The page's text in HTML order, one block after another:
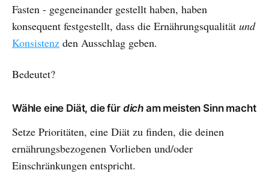
Fasten - gegeneinander gestellt haben, haben
konsequent festgestellt, dass die Ernährungsqualität und
Konsistenz den Ausschlag geben.
Bedeutet?
Wähle eine Diät, die für dich am meisten Sinn macht
Setze Prioritäten, eine Diät zu finden, die deinen
ernährungsbezogenen Vorlieben und/oder
Einschränkungen entspricht.